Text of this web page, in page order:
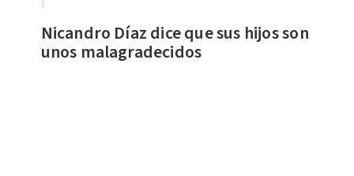
Nicandro Díaz dice que sus hijos son
unos malagradecidos